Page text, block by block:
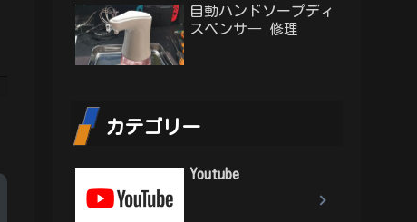
自動ハンドソープディ
スペンサ― 修理
カテゴリー
Youtube